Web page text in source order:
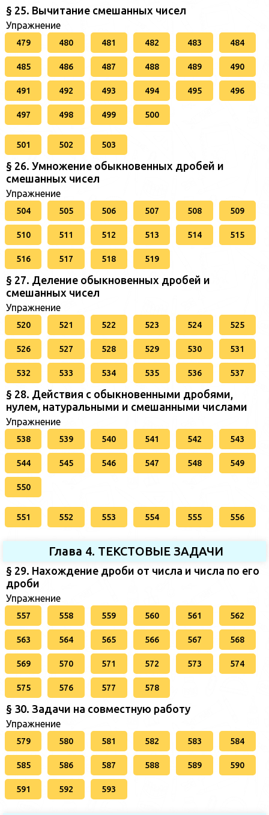
§ 25. Вычитание смешанных чисел
Упражнение
479 480 481 482 483 484
485 486 487 488 489 490
491 492 493 494 495 496
497 498 499 500
501 502 503
§ 26. Умножение обыкновенных дробей и
смешанных чисел
Упражнение
504 505 506 507 508 509
510 511 512 513 514 515
516 517 518 519
§ 27. Деление обыкновенных дробей и
смешанных чисел
Упражнение
520 521 522 523 524 525
526 527 528 529 530 531
532 533 534 535 536 537
§ 28. Действия с обыкновенными дробями,
нулем, натуральными и смешанными числами
Упражнение
538 539 540 541 542 543
544 545 546 547 548 549
550
551 552 553 554 555 556
Глава 4. ТЕКСТОВЫЕ ЗАДАЧИ
§ 29. Нахождение дроби от числа и числа по его
дроби
Упражнение
557 558 559 560 561 562
563 564 565 566 567 568
569 570 571 572 573 574
575 576 577 578
§ 30. Задачи на совместную работу
Упражнение
579 580 581 582 583 584
585 586 587 588 589 590
591 592 593